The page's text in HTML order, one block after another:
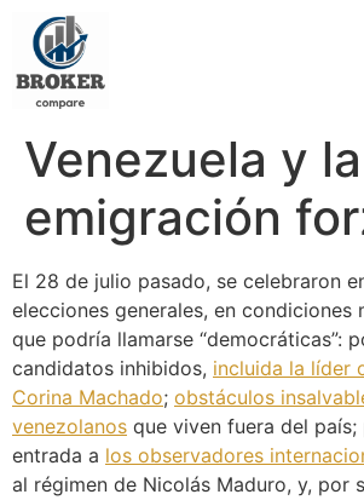
Venezuela y la
emigración
El 28 de julio pasado, se celebraron
elecciones generales, en condiciones
que podría llamarse “democráticas”:
candidatos inhibidos, incluida la líder
Corina Machado; obstáculos
venezolanos que viven fuera del
entrada a los observadores
al régimen de Nicolás Maduro, y, por